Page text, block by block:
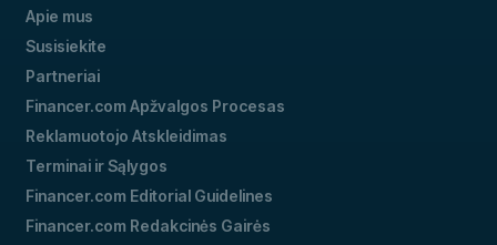
Apie mus
Susisiekite
Partneriai
Financer.com Apžvalgos Procesas
Reklamuotojo Atskleidimas
Terminai ir Sąlygos
Financer.com Editorial Guidelines
Financer.com Redakcinės Gairės